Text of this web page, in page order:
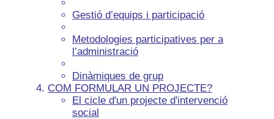
Gestió d’equips i participació
Metodologies participatives per a
l’administració
Dinàmiques de grup
COM FORMULAR UN PROJECTE?
El cicle d'un projecte d'intervenció
social